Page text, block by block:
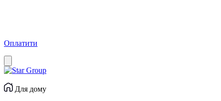
Оплатити
Для дому